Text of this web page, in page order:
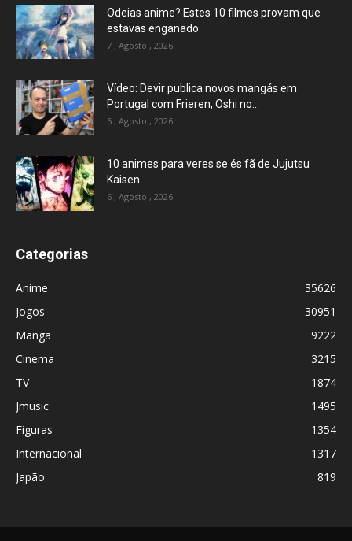
Odeias anime? Estes 10 filmes provam que
estavas enganado
7 , Agosto , 2026
Vídeo: Devir publica novos mangás em
Portugal com Frieren, Oshi no...
6 , Agosto , 2026
10 animes para veres se és fã de Jujutsu
Kaisen
6 , Agosto , 2026
Categorias
Anime
35626
Jogos
30951
Manga
9222
Cinema
3215
TV
1874
Jmusic
1495
Figuras
1354
Internacional
1317
Japão
819